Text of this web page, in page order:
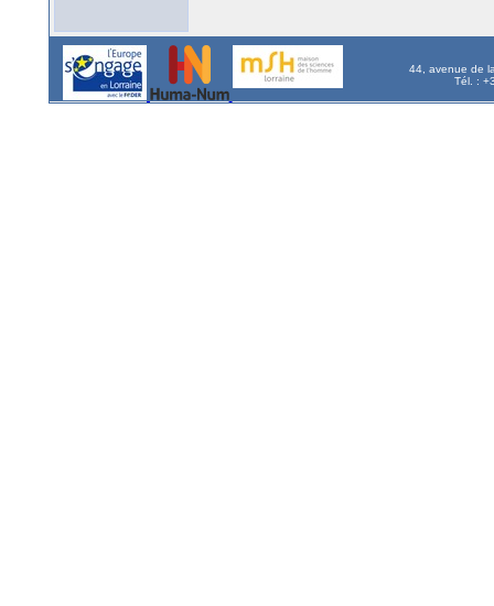
44, avenue de
Tél. :